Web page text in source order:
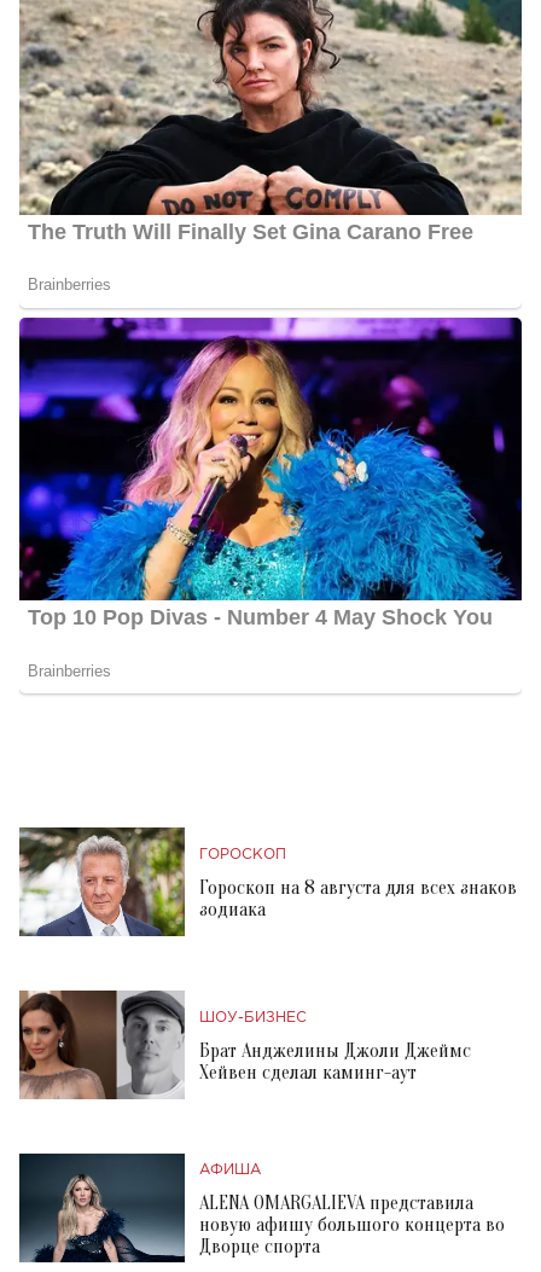
ГОРОСКОП
Гороскоп на 8 августа для всех знаков
зодиака
ШОУ-БИЗНЕС
Брат Анджелины Джоли Джеймс
Хейвен сделал каминг-аут
АФИША
ALENA OMARGALIEVA представила
новую афишу большого концерта во
Дворце спорта